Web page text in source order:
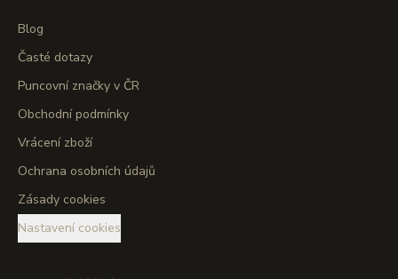
Blog
Časté dotazy
Puncovní značky v ČR
Obchodní podmínky
Vrácení zboží
Ochrana osobních údajů
Zásady cookies
Nastavení cookies